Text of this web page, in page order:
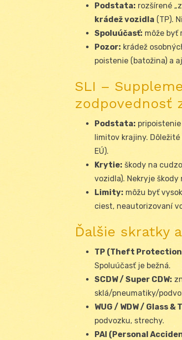
Podstata: rozšírené
krádež vozidla (TP).
Spoluúčasť: môže byť
Pozor: krádež
poistenie (batožina) a
SLI –
zodpovednosť
Podstata:
limitov krajiny.
EÚ).
Krytie: škody na
vozidla). Nekryje škody
Limity: môžu byť
ciest, neautorizovaní
Ďalšie skratky
TP (Theft
Spoluúčasť je bežná.
SCDW / Super CDW:
sklá/pneumatiky/
WUG / WDW / Glass &
podvozku, strechy.
PAI (Personal